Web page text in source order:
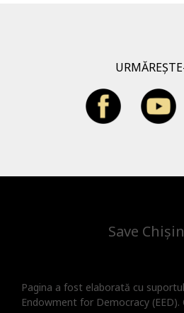
Save
Pagina a fost elaborată cu
Endowment for Democracy